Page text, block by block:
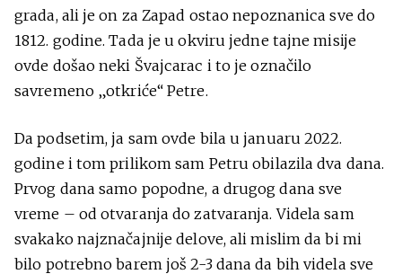
grada, ali je on za Zapad ostao nepoznanica sve do
1812. godine. Tada je u okviru jedne tajne misije
ovde došao neki Švajcarac i to je označilo
savremeno „otkriće“ Petre.
Da podsetim, ja sam ovde bila u januaru 2022.
godine i tom prilikom sam Petru obilazila dva dana.
Prvog dana samo popodne, a drugog dana sve
vreme – od otvaranja do zatvaranja. Videla sam
svakako najznačajnije delove, ali mislim da bi mi
bilo potrebno barem još 2-3 dana da bih videla sve